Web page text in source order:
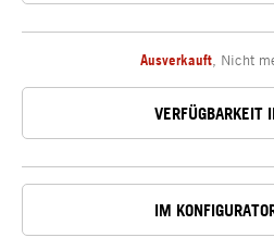
Ausverkauft Nicht
VERFÜGBARKEIT
IM